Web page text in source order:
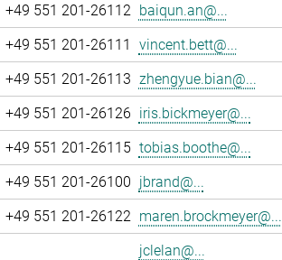
+49 551 201-26112 baiqun.an@...
+49 551 201-26111
vincent.bett@...
+49 551 201-26113 zhengyue.bian@...
+49 551 201-26126 iris.bickmeyer@...
+49 551 201-26115 tobias.boothe@...
+49 551 201-26100 jbrand@...
+49 551 201-26122 maren.brockmeyer@...
jclelan@...